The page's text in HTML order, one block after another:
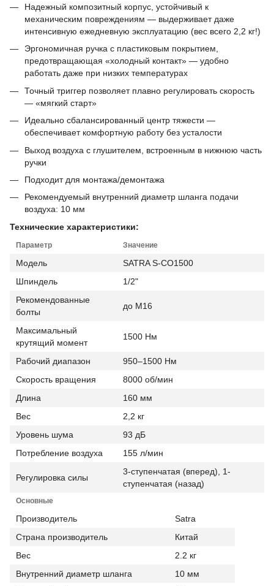
Надежный композитный корпус, устойчивый к
механическим повреждениям — выдерживает даже
интенсивную ежедневную эксплуатацию (вес всего 2,2 кг!)
Эргономичная ручка с пластиковым покрытием,
предотвращающая «холодный контакт» — удобно
работать даже при низких температурах
Точный триггер позволяет плавно регулировать скорость
— «мягкий старт»
Идеально сбалансированный центр тяжести —
обеспечивает комфортную работу без усталости
Выход воздуха с глушителем, встроенным в нижнюю часть
ручки
Подходит для монтажа/демонтажа
Рекомендуемый внутренний диаметр шланга подачи
воздуха: 10 мм
Технические характеристики:
Параметр Значение
Модель
SATRA S-CO1500
Шпиндель
1/2"
Рекомендованные
болты
до М16
Максимальный
крутящий момент
1500 Нм
Рабочий диапазон
950–1500 Нм
Скорость вращения
8000 об/мин
Длина
160 мм
Вес
2,2 кг
Уровень шума
93 дБ
Потребление воздуха
155 л/мин
Регулировка силы
3-ступенчатая (вперед), 1-
ступенчатая (назад)
Основные
Производитель
Satra
Страна производитель
Китай
Вес
2.2 кг
Внутренний диаметр шланга
10 мм